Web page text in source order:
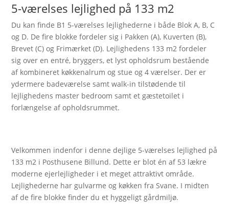
5-værelses lejlighed på 133 m2
Du kan finde B1 5-værelses lejlighederne i både Blok A, B, C
og D. De fire blokke fordeler sig i Pakken (A), Kuverten (B),
Brevet (C) og Frimærket (D). Lejlighedens 133 m2 fordeler
sig over en entré, bryggers, et lyst opholdsrum bestående
af kombineret køkkenalrum og stue og 4 værelser. Der er
ydermere badeværelse samt walk-in tilstødende til
lejlighedens master bedroom samt et gæstetoilet i
forlængelse af opholdsrummet.
Velkommen indenfor i denne dejlige 5-værelses lejlighed på
133 m2 i Posthusene Billund. Dette er blot én af 53 lækre
moderne ejerlejligheder i et meget attraktivt område.
Lejlighederne har gulvarme og køkken fra Svane. I midten
af de fire blokke finder du et hyggeligt gårdmiljø.